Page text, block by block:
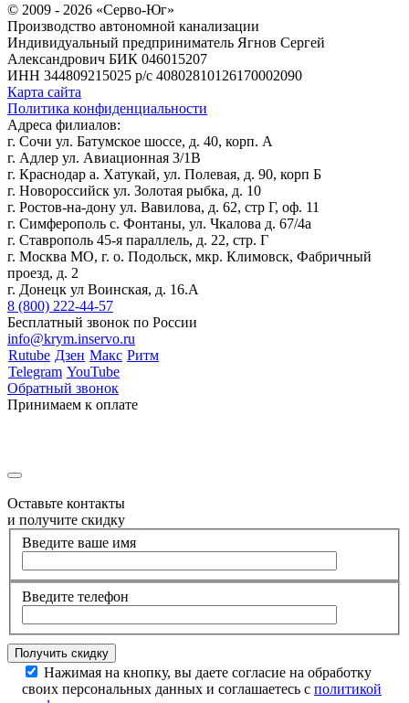
© 2009 - 2026 «Серво-Юг»
Производство автономной канализации
Индивидуальный предприниматель Ягнов Сергей
Александрович БИК 046015207
ИНН 344809215025 р/с 40802810126170002090
Карта сайта
Политика конфиденциальности
Адреса филиалов:
г. Сочи ул. Батумское шоссе, д. 40, корп. А
г. Адлер ул. Авиационная 3/1В
г. Краснодар а. Хатукай, ул. Полевая, д. 90, корп Б
г. Новороссийск ул. Золотая рыбка, д. 10
г. Ростов-на-дону ул. Вавилова, д. 62, стр Г, оф. 11
г. Симферополь с. Фонтаны, ул. Чкалова д. 67/4а
г. Ставрополь 45-я параллель, д. 22, стр. Г
г. Москва МО, г. о. Подольск, мкр. Климовск, Фабричный
проезд, д. 2
г. Донецк ул Воинская, д. 16.А
8 (800) 222-44-57
Бесплатный звонок по России
info@krym.inservo.ru
Rutube Дзен Макс Ритм
Telegram YouTube
Обратный звонок
Принимаем к оплате
Оставьте контакты
и получите скидку
Введите ваше имя
Введите телефон
Нажимая на кнопку, вы даете согласие на обработку
своих персональных данных и соглашаетесь с политикой